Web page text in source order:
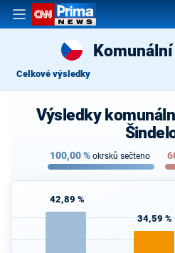
Celkové výsledky
Výsledky
100,00% okrsků sečteno
42,89 %
34,59 %